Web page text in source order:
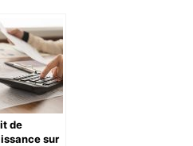
de
sur